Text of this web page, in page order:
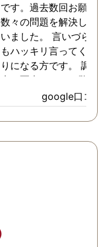
です。過去数回お願いし
数々の問題を解決しても
いました。 言いづらい
もハッキリ言ってくれて
りになる方です。 調査
書の写真もいつも驚かさ
てどうやって撮ったのか
くと面白い話し聞かせて
れますね。 問題がない
google口コミ